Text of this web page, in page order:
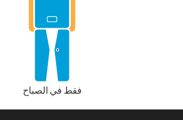
فقط في الصباح